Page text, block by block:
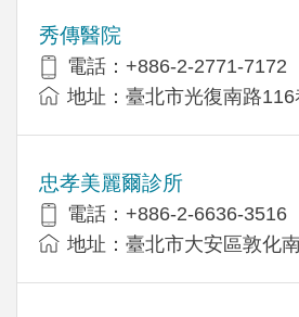
秀傳醫院
電話：+886-2-2771-7172
地址：臺北市光復南路116
忠孝美麗爾診所
電話：+886-2-6636-3516
地址：臺北市大安區敦化